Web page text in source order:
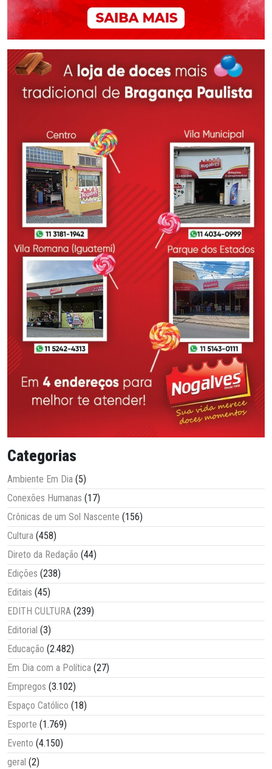
Categorias
Ambiente Em Dia (5)
Conexões Humanas (17)
Crônicas de um Sol Nascente (156)
Cultura (458)
Direto da Redação (44)
Edições (238)
Editais (45)
EDITH CULTURA (239)
Editorial (3)
Educação (2.482)
Em Dia com a Política (27)
Empregos (3.102)
Espaço Católico (18)
Esporte (1.769)
Evento (4.150)
geral (2)